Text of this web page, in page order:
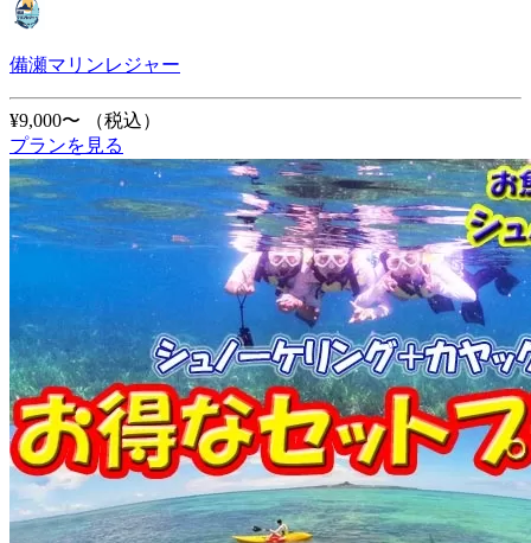
備瀬マリンレジャー
¥9,000〜
（税込）
プランを見る